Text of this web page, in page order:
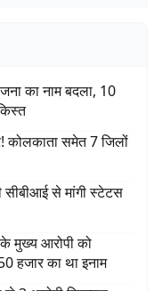
का नाम बदला, 10
कोलकाता समेत 7 जिलों
से मांगी स्टेटस
मुख्य आरोपी को
हजार का था इनाम